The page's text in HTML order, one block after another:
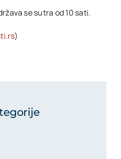
se sutra od 10 sati.
)